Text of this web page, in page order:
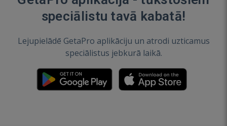
speciālistu tavā kabatā!
Lejupielādē GetaPro aplikāciju un atrodi uzticamus
speciālistus jebkurā laikā.